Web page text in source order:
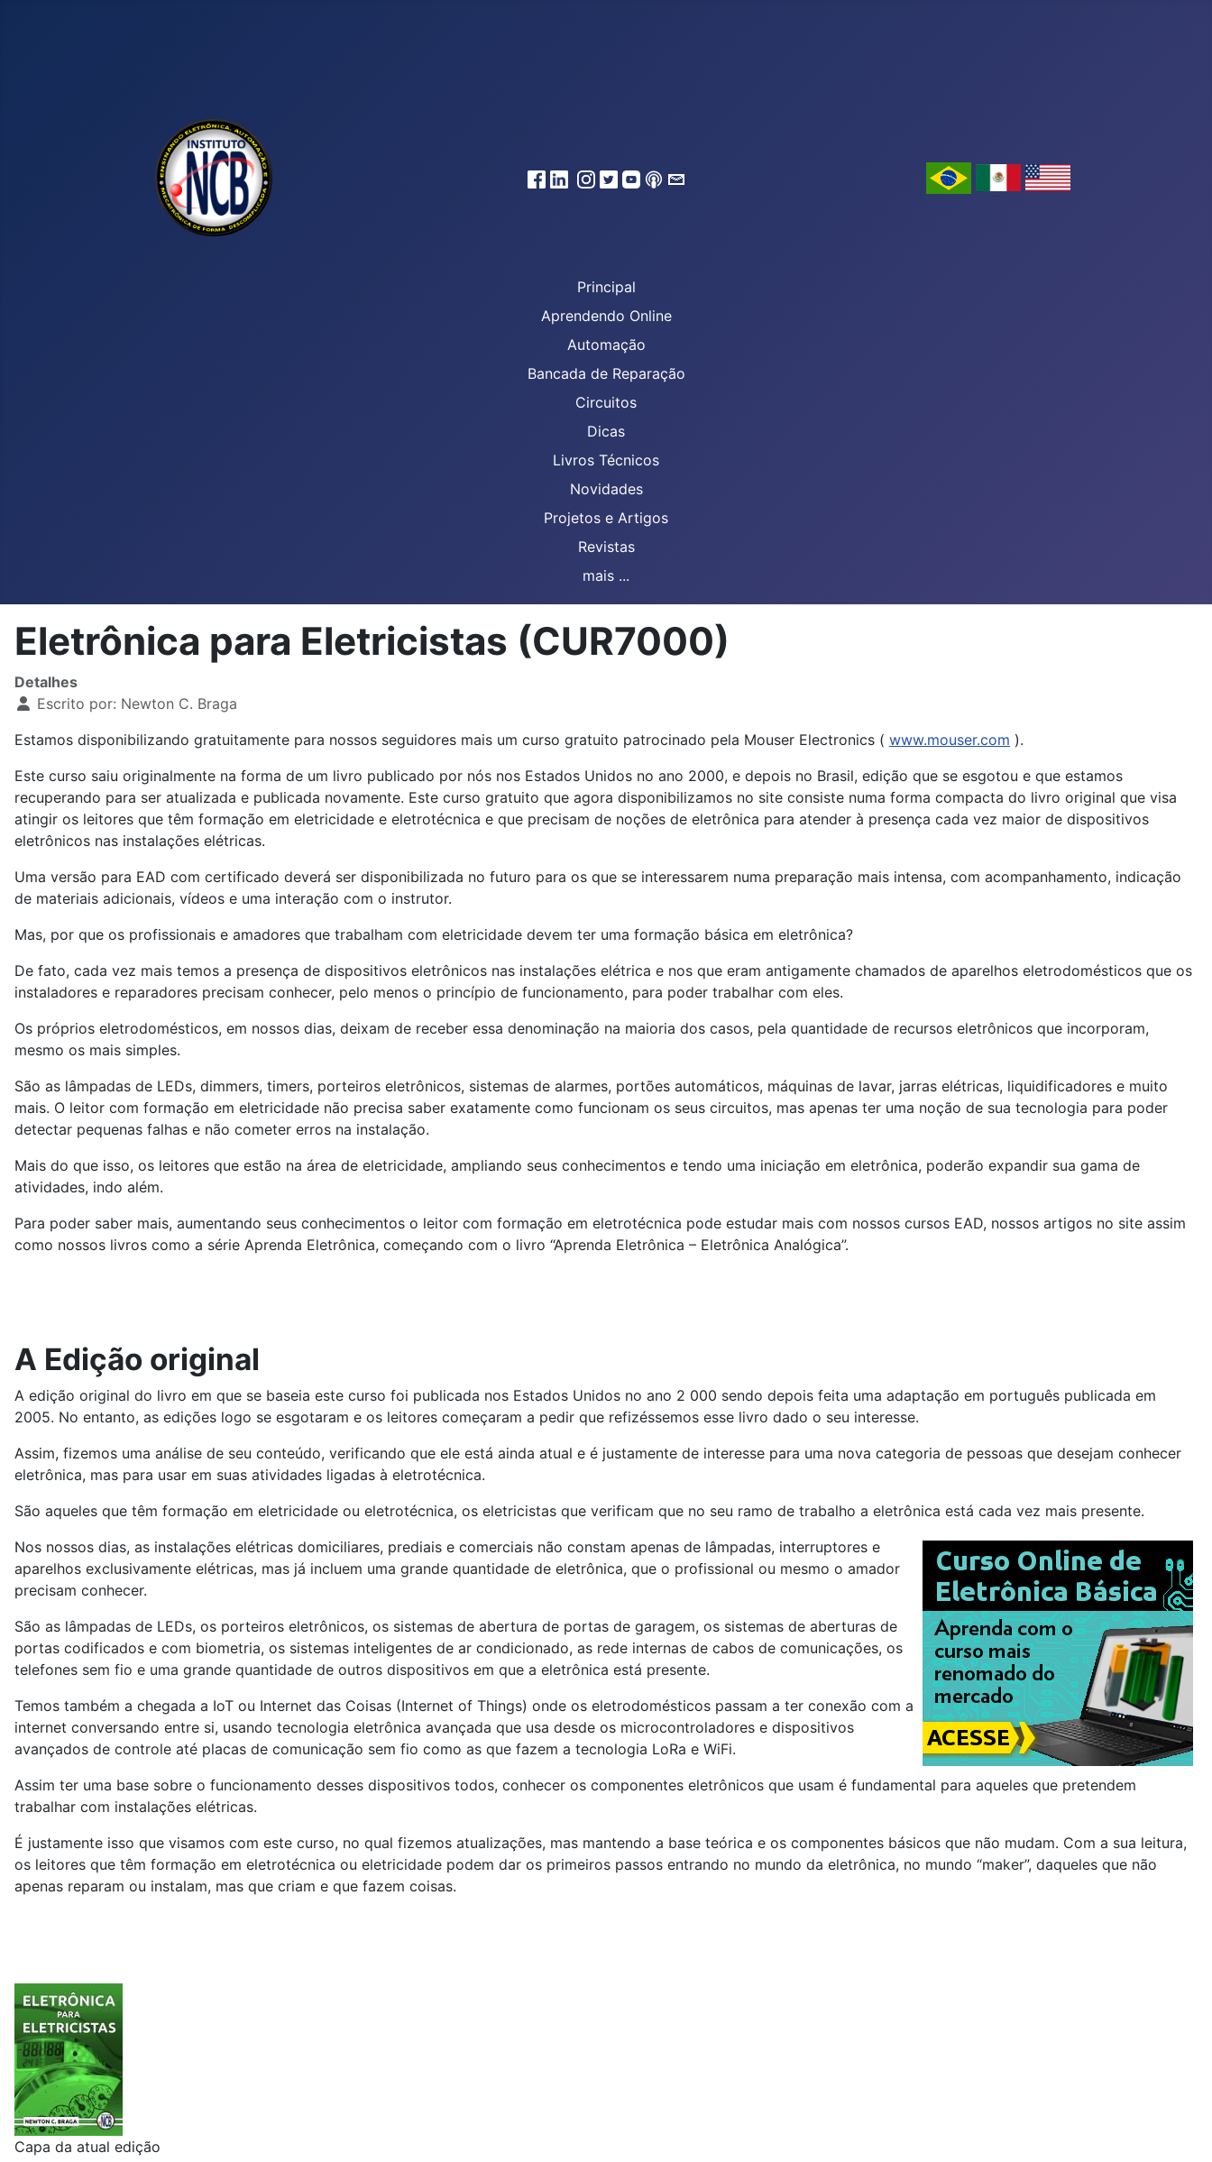
Principal
Aprendendo Online
Automação
Bancada de Reparação
Circuitos
Dicas
Livros Técnicos
Novidades
Projetos e Artigos
Revistas
mais ...
Eletrônica para Eletricistas (CUR7000)
Detalhes
Escrito por: Newton C. Braga
Estamos disponibilizando gratuitamente para nossos seguidores mais um curso gratuito patrocinado pela Mouser Electronics ( www.mouser.com ).
Este curso saiu originalmente na forma de um livro publicado por nós nos Estados Unidos no ano 2000, e depois no Brasil, edição que se esgotou e que estamos
recuperando para ser atualizada e publicada novamente. Este curso gratuito que agora disponibilizamos no site consiste numa forma compacta do livro original que visa
atingir os leitores que têm formação em eletricidade e eletrotécnica e que precisam de noções de eletrônica para atender à presença cada vez maior de dispositivos
eletrônicos nas instalações elétricas.
Uma versão para EAD com certificado deverá ser disponibilizada no futuro para os que se interessarem numa preparação mais intensa, com acompanhamento, indicação
de materiais adicionais, vídeos e uma interação com o instrutor.
Mas, por que os profissionais e amadores que trabalham com eletricidade devem ter uma formação básica em eletrônica?
De fato, cada vez mais temos a presença de dispositivos eletrônicos nas instalações elétrica e nos que eram antigamente chamados de aparelhos eletrodomésticos que os
instaladores e reparadores precisam conhecer, pelo menos o princípio de funcionamento, para poder trabalhar com eles.
Os próprios eletrodomésticos, em nossos dias, deixam de receber essa denominação na maioria dos casos, pela quantidade de recursos eletrônicos que incorporam,
mesmo os mais simples.
São as lâmpadas de LEDs, dimmers, timers, porteiros eletrônicos, sistemas de alarmes, portões automáticos, máquinas de lavar, jarras elétricas, liquidificadores e muito
mais. O leitor com formação em eletricidade não precisa saber exatamente como funcionam os seus circuitos, mas apenas ter uma noção de sua tecnologia para poder
detectar pequenas falhas e não cometer erros na instalação.
Mais do que isso, os leitores que estão na área de eletricidade, ampliando seus conhecimentos e tendo uma iniciação em eletrônica, poderão expandir sua gama de
atividades, indo além.
Para poder saber mais, aumentando seus conhecimentos o leitor com formação em eletrotécnica pode estudar mais com nossos cursos EAD, nossos artigos no site assim
como nossos livros como a série Aprenda Eletrônica, começando com o livro “Aprenda Eletrônica – Eletrônica Analógica”.
A Edição original
A edição original do livro em que se baseia este curso foi publicada nos Estados Unidos no ano 2 000 sendo depois feita uma adaptação em português publicada em
2005. No entanto, as edições logo se esgotaram e os leitores começaram a pedir que refizéssemos esse livro dado o seu interesse.
Assim, fizemos uma análise de seu conteúdo, verificando que ele está ainda atual e é justamente de interesse para uma nova categoria de pessoas que desejam conhecer
eletrônica, mas para usar em suas atividades ligadas à eletrotécnica.
São aqueles que têm formação em eletricidade ou eletrotécnica, os eletricistas que verificam que no seu ramo de trabalho a eletrônica está cada vez mais presente.
Nos nossos dias, as instalações elétricas domiciliares, prediais e comerciais não constam apenas de lâmpadas, interruptores e
aparelhos exclusivamente elétricas, mas já incluem uma grande quantidade de eletrônica, que o profissional ou mesmo o amador
precisam conhecer.
São as lâmpadas de LEDs, os porteiros eletrônicos, os sistemas de abertura de portas de garagem, os sistemas de aberturas de
portas codificados e com biometria, os sistemas inteligentes de ar condicionado, as rede internas de cabos de comunicações, os
telefones sem fio e uma grande quantidade de outros dispositivos em que a eletrônica está presente.
Temos também a chegada a IoT ou Internet das Coisas (Internet of Things) onde os eletrodomésticos passam a ter conexão com a
internet conversando entre si, usando tecnologia eletrônica avançada que usa desde os microcontroladores e dispositivos
avançados de controle até placas de comunicação sem fio como as que fazem a tecnologia LoRa e WiFi.
Assim ter uma base sobre o funcionamento desses dispositivos todos, conhecer os componentes eletrônicos que usam é fundamental para aqueles que pretendem
trabalhar com instalações elétricas.
É justamente isso que visamos com este curso, no qual fizemos atualizações, mas mantendo a base teórica e os componentes básicos que não mudam. Com a sua leitura,
os leitores que têm formação em eletrotécnica ou eletricidade podem dar os primeiros passos entrando no mundo da eletrônica, no mundo “maker”, daqueles que não
apenas reparam ou instalam, mas que criam e que fazem coisas.
Capa da atual edição